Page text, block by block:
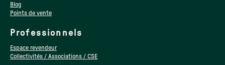
Blog
Points de vente
Professionnels
Espace revendeur
Collectivités / Associations / CSE